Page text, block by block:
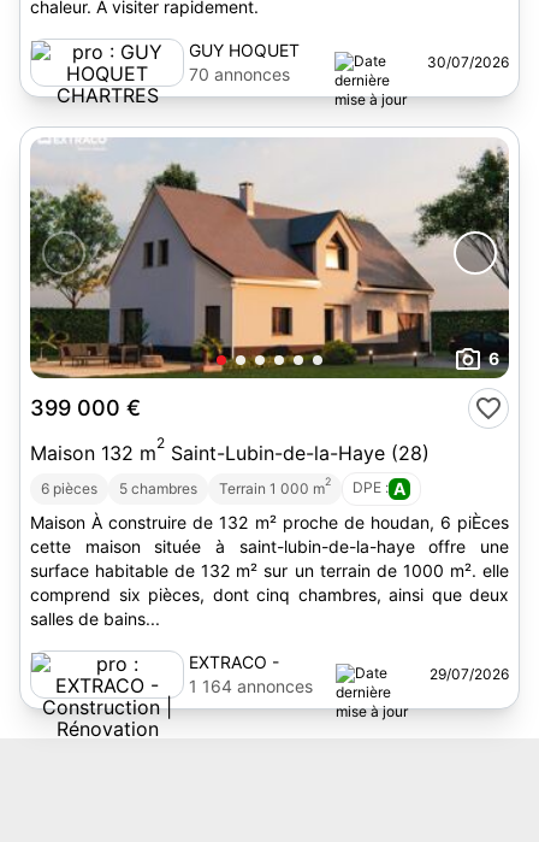
chaleur. À visiter rapidement.
GUY HOQUET
CHARTRES
70 annonces
30/07/2026
6
399 000 €
Maison 132 m2 Saint-Lubin-de-la-Haye (28)
6 pièces 5 chambres Terrain 1 000 m2 DPE : A
Maison À construire de 132 m² proche de houdan, 6 piÈces
cette maison située à saint-lubin-de-la-haye offre une
surface habitable de 132 m² sur un terrain de 1000 m². elle
comprend six pièces, dont cinq chambres, ainsi que deux
salles de bains...
EXTRACO -
Construction |
Rénovation
1 164 annonces
29/07/2026